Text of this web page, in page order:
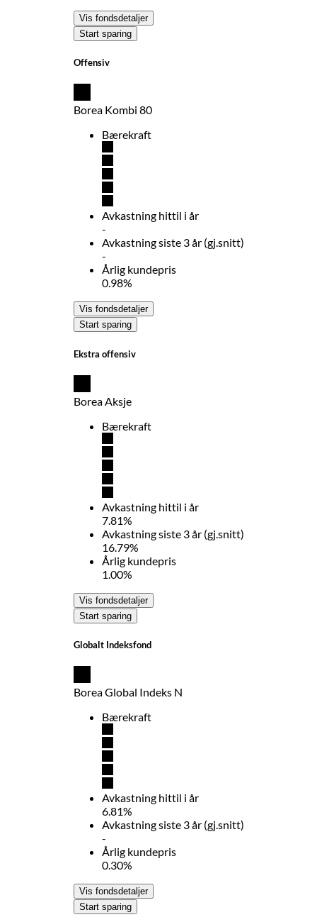
Vis fondsdetaljer
Start sparing
Offensiv
Borea Kombi 80
Bærekraft
Avkastning hittil i år
-
Avkastning siste 3 år (gj.snitt)
-
Årlig kundepris
0.98%
Vis fondsdetaljer
Start sparing
Ekstra offensiv
Borea Aksje
Bærekraft
Avkastning hittil i år
7.81%
Avkastning siste 3 år (gj.snitt)
16.79%
Årlig kundepris
1.00%
Vis fondsdetaljer
Start sparing
Globalt Indeksfond
Borea Global Indeks N
Bærekraft
Avkastning hittil i år
6.81%
Avkastning siste 3 år (gj.snitt)
-
Årlig kundepris
0.30%
Vis fondsdetaljer
Start sparing